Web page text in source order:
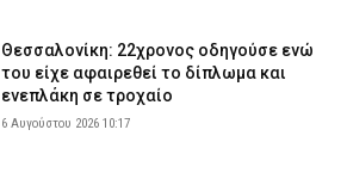
Θεσσαλονίκη: 22χρονος οδηγούσε ενώ
του είχε αφαιρεθεί το δίπλωμα και
ενεπλάκη σε τροχαίο
6 Αυγούστου 2026 10:17